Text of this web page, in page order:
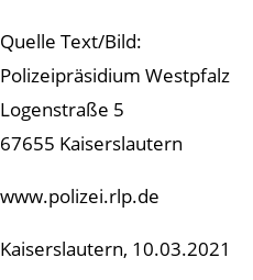
Quelle Text/Bild:
Polizeipräsidium Westpfalz
Logenstraße 5
67655 Kaiserslautern
www.polizei.rlp.de
Kaiserslautern, 10.03.2021